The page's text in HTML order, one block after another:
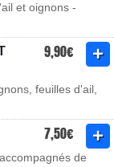
et oignons -
9,90€
feuilles d'ail,
7,50€
de